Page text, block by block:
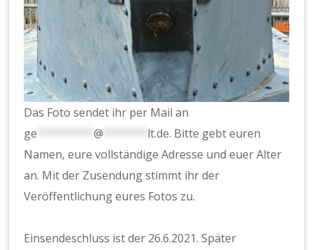
Das Foto sendet ihr per Mail an
ge *********@ lt.de. Bitte gebt euren
Namen, eure vollständige Adresse und euer Alter
an. Mit der Zusendung stimmt ihr der
Veröffentlichung eures Fotos zu.
Einsendeschluss ist der 26.6.2021. Später